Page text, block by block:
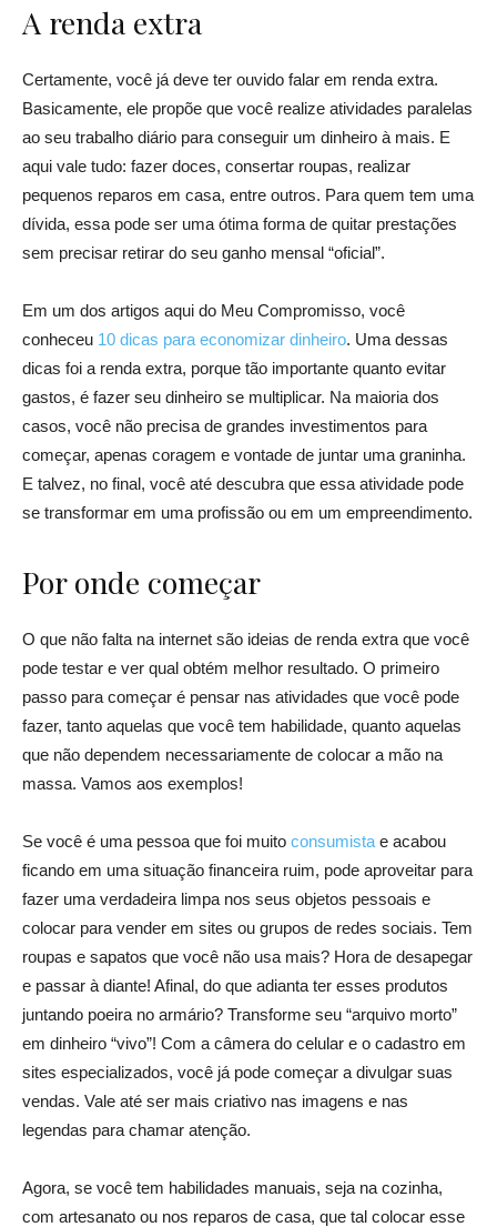
A renda extra
Certamente, você já deve ter ouvido falar em renda extra.
Basicamente, ele propõe que você realize atividades paralelas
ao seu trabalho diário para conseguir um dinheiro à mais. E
aqui vale tudo: fazer doces, consertar roupas, realizar
pequenos reparos em casa, entre outros. Para quem tem uma
dívida, essa pode ser uma ótima forma de quitar prestações
sem precisar retirar do seu ganho mensal “oficial”.
Em um dos artigos aqui do Meu Compromisso, você
conheceu 10 dicas para economizar dinheiro. Uma dessas
dicas foi a renda extra, porque tão importante quanto evitar
gastos, é fazer seu dinheiro se multiplicar. Na maioria dos
casos, você não precisa de grandes investimentos para
começar, apenas coragem e vontade de juntar uma graninha.
E talvez, no final, você até descubra que essa atividade pode
se transformar em uma profissão ou em um empreendimento.
Por onde começar
O que não falta na internet são ideias de renda extra que você
pode testar e ver qual obtém melhor resultado. O primeiro
passo para começar é pensar nas atividades que você pode
fazer, tanto aquelas que você tem habilidade, quanto aquelas
que não dependem necessariamente de colocar a mão na
massa. Vamos aos exemplos!
Se você é uma pessoa que foi muito consumista e acabou
ficando em uma situação financeira ruim, pode aproveitar para
fazer uma verdadeira limpa nos seus objetos pessoais e
colocar para vender em sites ou grupos de redes sociais. Tem
roupas e sapatos que você não usa mais? Hora de desapegar
e passar à diante! Afinal, do que adianta ter esses produtos
juntando poeira no armário? Transforme seu “arquivo morto”
em dinheiro “vivo”! Com a câmera do celular e o cadastro em
sites especializados, você já pode começar a divulgar suas
vendas. Vale até ser mais criativo nas imagens e nas
legendas para chamar atenção.
Agora, se você tem habilidades manuais, seja na cozinha,
com artesanato ou nos reparos de casa, que tal colocar esse